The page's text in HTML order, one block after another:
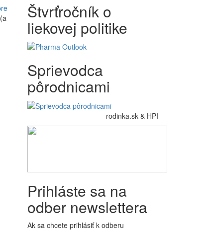
Štvrťročník o
liekovej politike
Sprievodca
pôrodnicami
rodinka.sk & HPI
Prihláste sa na
odber newslettera
Ak sa chcete prihlásiť k odberu